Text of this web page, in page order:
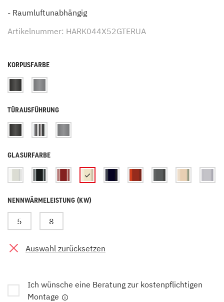
- Raumluftunabhängig
Artikelnummer: HARK044X52GTERUA
KORPUSFARBE
TÜRAUSFÜHRUNG
GLASURFARBE
NENNWÄRMELEISTUNG (KW)
5 8
Auswahl zurücksetzen
Ich wünsche eine Beratung zur kostenpflichtigen
Montage